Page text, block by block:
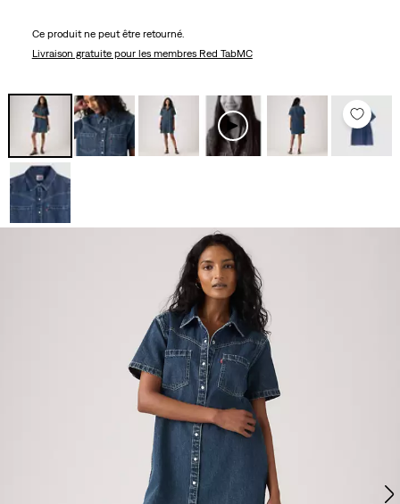
Ce produit ne peut être retourné.
Livraison gratuitepour les membres Red TabMC